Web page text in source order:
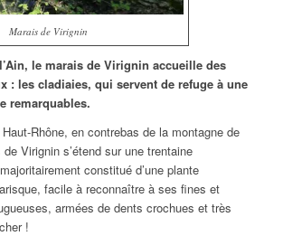
Marais de Virignin
le marais de Virignin accueille des
: les cladiaies, qui servent de refuge à une
remarquables.
Rhône, en contrebas de la montagne de
Virignin s’étend sur une trentaine
constitué d’une plante
facile à reconnaître à ses fines et
armées de dents crochues et très
!